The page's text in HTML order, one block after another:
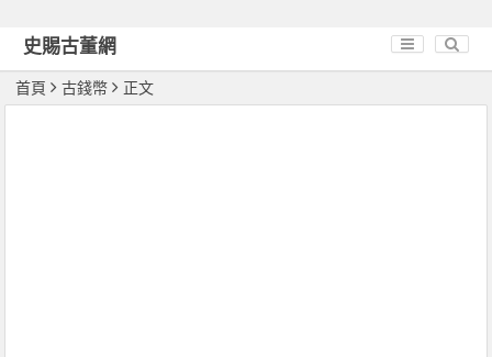
史賜古董網
首頁 古錢幣 正文